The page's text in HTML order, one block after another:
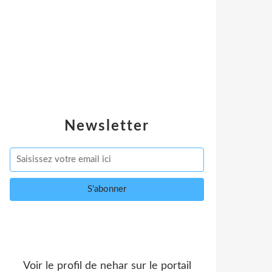
Newsletter
Voir le profil de neharsur le portail